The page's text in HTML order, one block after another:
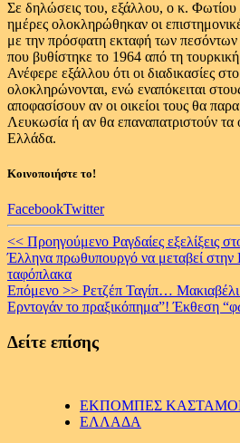
Σε δηλώσεις του, εξάλλου, ο κ. Φωτίου
ημέρες ολοκληρώθηκαν οι
με την πρόσφατη εκταφή των
που βυθίστηκε το 1964 από τη
Ανέφερε εξάλλου ότι οι διαδικασίες
ολοκληρώνονται, ενώ εναπόκειται
αποφασίσουν αν οι οικείοι τους θα
Λευκωσία ή αν θα επαναπατριστούν τα
Ελλάδα.
Κοινοποιήστε το!
FacebookTwitter
Continue
Reading
<< Προηγούμενο Ραγδαίες εξελίξεις
Έλληνα πρωθυπουργό να μεταβεί στην
ταφόπλακα
Επόμενο >> Ρετζέπ Ταγίπ…
Ερντογάν το πραξικόπημα”! Έκθεση
Δείτε επίσης
ΕΚΠΟΜΠΕΣ
ΕΛΛΑΔΑ